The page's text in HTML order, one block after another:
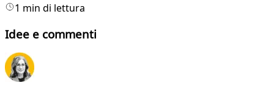
1 min di lettura
Idee e commenti